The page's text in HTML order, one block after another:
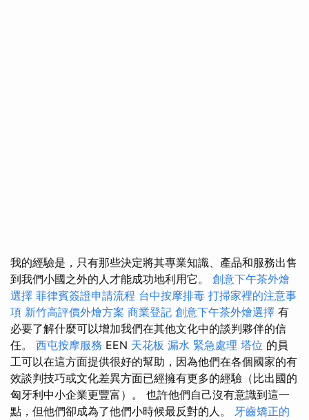
我的經驗是，只有那些決定將其專業知識、產品和服務出售
到我們小國之外的人才能成功地利用它。 創意下午茶外燴
選擇 菲律賓簽證申請流程 台中按摩排毒 打掃家裡的注意事
項 新竹高評價外燴方案 商業登記 創意下午茶外燴選擇 有
必要了解什麼可以增加我們在其他文化中的談判夥伴的信
任。 西屯按摩服務 EEN 天花板 漏水 緊急處理 塔位 的員
工可以在這方面提供很好的幫助，因為他們在各個國家的有
效談判技巧或文化差異方面已經擁有更多的經驗（比出國的
匈牙利中小企業更豐富）。 也許他們自己沒有意識到這一
點，但他們卻成為了他們小時候最反對的人。 牙齒矯正的